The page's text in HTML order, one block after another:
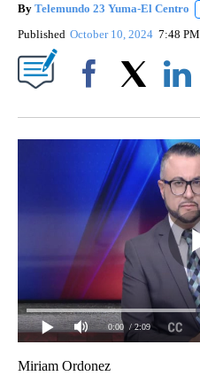
By Telemundo 23 Yuma-El Centro
Published October 10, 2024 7:48 PM
0:00 / 2:09
Miriam Ordonez